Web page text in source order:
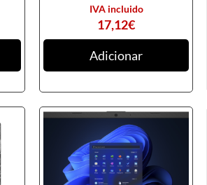
17,12€
IVA incluido
Adicionar